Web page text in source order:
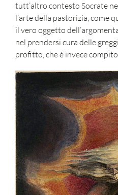
tutt’altro contesto Socrate
l’arte della pastorizia, come
il vero oggetto
nel prendersi cura delle
profitto, che è invece